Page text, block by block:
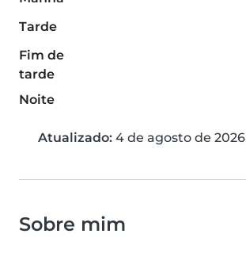
Tarde
Fim de
tarde
Noite
Atualizado: 4 de agosto de 2026
Sobre mim